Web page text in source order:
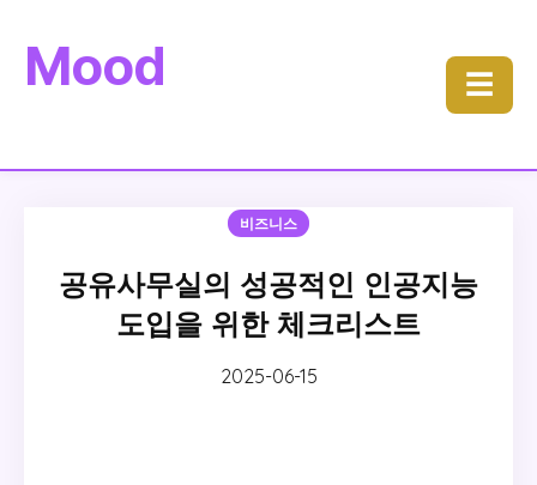
Mood ☰
비즈니스
공유사무실의 성공적인 인공지능
도입을 위한 체크리스트
2025-06-15